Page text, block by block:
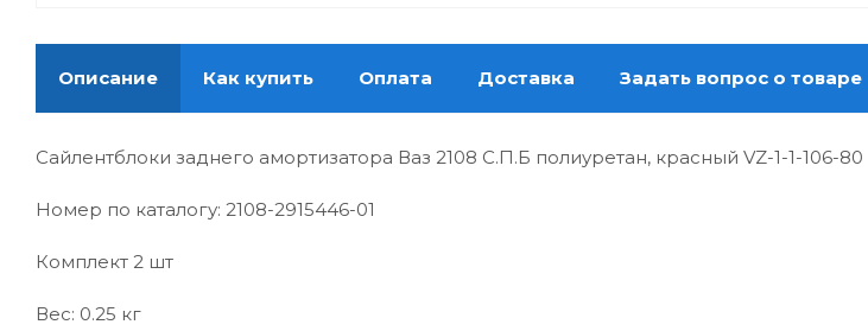
Описание Как купить Оплата Доставка Задать вопрос о товаре
Сайлентблоки заднего амортизатора Ваз 2108 С.П.Б полиуретан, красный VZ-1-1-106-80
Номер по каталогу: 2108-2915446-01
Комплект 2 шт
Вес: 0.25 кг